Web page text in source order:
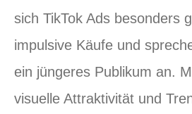
sich TikTok Ads besonders
impulsive Käufe und
ein jüngeres Publikum an.
visuelle Attraktivität und